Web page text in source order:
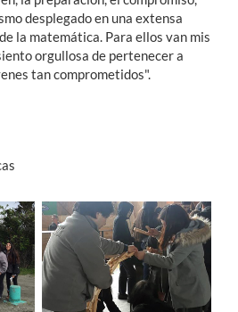
desplegado en una extensa
la matemática. Para ellos van mis
orgullosa de pertenecer a
tan comprometidos".